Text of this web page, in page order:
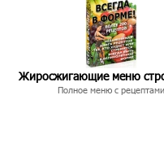
Жиросжигающие меню
Полное меню с рецептами